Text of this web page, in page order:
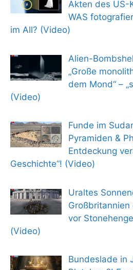
Akten des US-
WAS
im All? (Video)
Alien-
„Große
dem Mond“ –
(Video)
Funde im
Pyramiden &
Entdeckung
Geschichte“! (Video)
Uraltes
vor
(Video)
Bundeslade in